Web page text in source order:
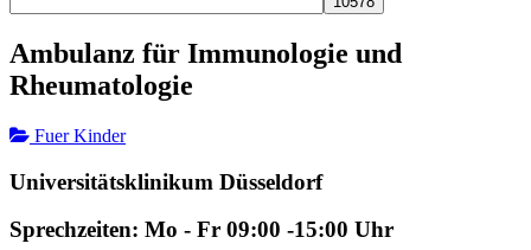
Ambulanz für Immunologie und
Rheumatologie
Fuer Kinder
Universitätsklinikum Düsseldorf
Sprechzeiten: Mo - Fr 09:00 -15:00 Uhr